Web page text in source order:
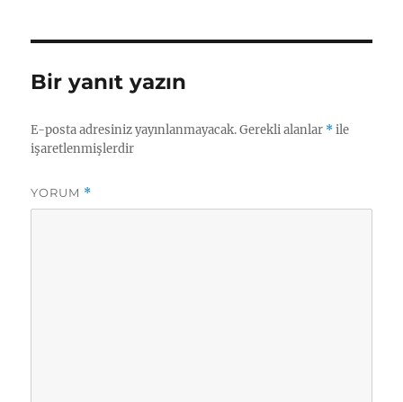
Bir yanıt yazın
E-posta adresiniz yayınlanmayacak. Gerekli alanlar *ile
işaretlenmişlerdir
YORUM *